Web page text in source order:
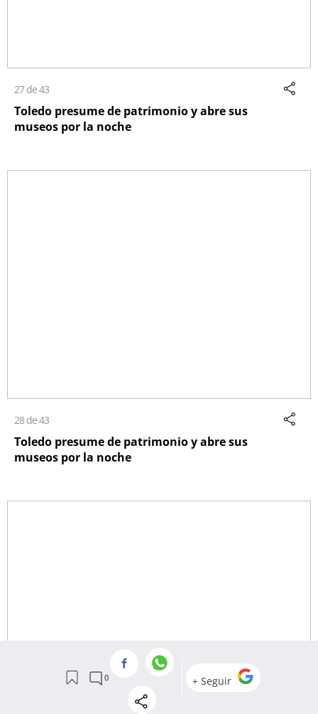
27 de 43
Toledo presume de patrimonio y abre sus
museos por la noche
28 de 43
Toledo presume de patrimonio y abre sus
museos por la noche